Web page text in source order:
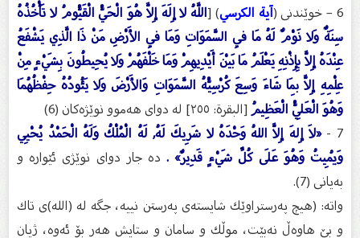
آیة الکرسي) [اللَّهُ لا إِلَهَ إِلاَّ هُوَ الْحَيُّ الْقَيُّومُ لا تَأْخُذُهُ
سِنَةٌ وَلا نَوْمٌ لَهُ مَا فِي السَّمَوَاتِ وَمَا فِي الأَرْضِ مَنْ ذَا الَّذِي يَشْفَعُ
عِنْدَهُ إِلاَّ بِإِذْنِهِ يَعْلَمُ مَا بَيْنَ أَيْدِيهِمْ وَمَا خَلْفَهُمْ وَلا يُحِيطُونَ بِشَيْءٍ مِنْ
عِلْمِهِ إِلاَّ بِمَا شَاءَ وَسِعَ كُرْسِيُّهُ السَّمَوَاتِ وَالأَرْضَ وَلا يَئُودُهُ حِفْظُهُمَا
وَهُوَ الْعَلِيُّ الْعَظِيمُ[البقرة: ٢٥٥] له‌ دوای هه‌موو نوێژه‌كان (6)
«لاَ إِلهَ إِلاَّ اللهُ وَحْدَهُ لا شَرِيكَ لَهُ, لَهُ الْمُلْكُ وَلَهُ الْحَمْدُ يُحْيِي
وَيُمِيتُ وَهُوَ عَلَى كُلِّ شَيْءٍ قَدِيرٌ» .ده‌ جار دوای نوێژی ئێواره‌ و
به‌یانی (7).
واته‌: (هیچ په‌رستراوێك شایسته‌ی په‌رستن نییه‌، جگه‌ له‌ (الله)ی تاك
و بێ هاوه‌ڵ نه‌بێت، موڵك و سامان و ستایش هه‌ر بۆ ئه‌وه‌، ژیان